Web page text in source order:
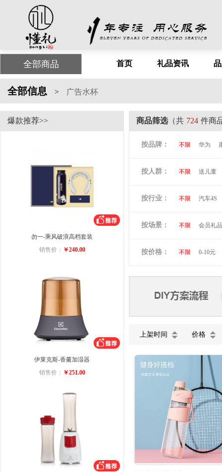
全部商品 首页 礼品资讯
全部信息 > 广告水杯
爆款推荐>>
勿一-乘风破浪高档套装
销售价： ￥240.00
伊莱克斯-香薰加湿器
销售价： ￥251.00
商品筛选（共 724 件商
按品牌： 不限 华为
尚膳厨 墨森
小黄人 图拉斯
五芳斋 小罐茶
按人群： 不限 送儿童
按行业： 不限 汽车4S
按场景： 不限 会员礼品
按价格： 不限 0-10元
上架时间 价格